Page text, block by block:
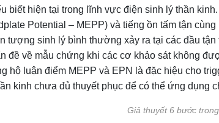
biết hiện tại trong lĩnh vực điện sinh lý thần
Potential – MEPP) và tiếng ồn tấm tận
tượng sinh lý bình thường xảy ra tại các đầu
đề về mẫu chứng khi các cơ khảo sát không
hộ luận điểm MEPP và EPN là đặc hiệu cho
kinh chưa đủ thuyết phục để có thể ứng dụng
Giả thuyết 6 bước